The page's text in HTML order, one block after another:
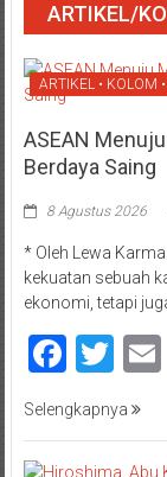
ARTIKEL/
ARTIKEL • KOLOM •
ASEAN
Berdaya Saing
8 Agustus 2026
* Oleh Lewa
kekuatan sebuah
ekonomi, tetapi
Selengkapnya